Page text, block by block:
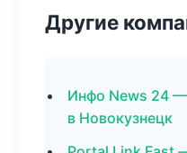
Другие
Инфо News 24
в Новокузнецк